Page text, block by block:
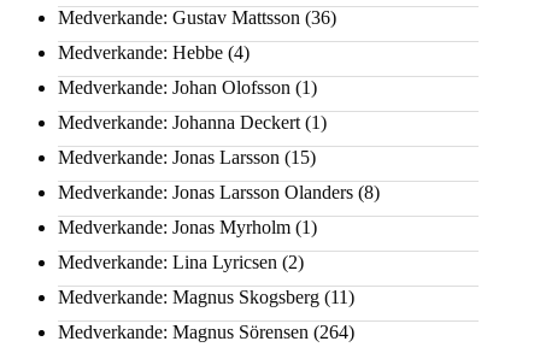
Medverkande: Gustav Mattsson (36)
Medverkande: Hebbe (4)
Medverkande: Johan Olofsson (1)
Medverkande: Johanna Deckert (1)
Medverkande: Jonas Larsson (15)
Medverkande: Jonas Larsson Olanders (8)
Medverkande: Jonas Myrholm (1)
Medverkande: Lina Lyricsen (2)
Medverkande: Magnus Skogsberg (11)
Medverkande: Magnus Sörensen (264)